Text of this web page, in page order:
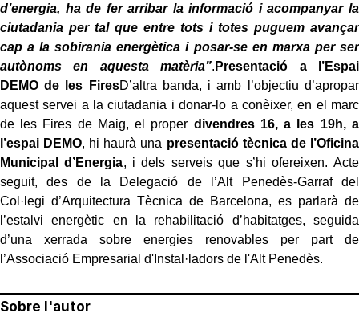
d’energia, ha de fer arribar la informació i acompanyar la
ciutadania per tal que entre tots i totes puguem avançar
cap a la sobirania energètica i posar-se en marxa per ser
autònoms en aquesta matèria”. Presentació a l’Espai
DEMO de les FiresD’altra banda, i amb l’objectiu d’apropar
aquest servei a la ciutadania i donar-lo a conèixer, en el marc
de les Fires de Maig, el proper divendres 16, a les 19h, a
l’espai DEMO, hi haurà una presentació tècnica de l’Oficina
Municipal d’Energia, i dels serveis que s’hi ofereixen. Acte
seguit, des de la Delegació de l’Alt Penedès-Garraf del
Col·legi d’Arquitectura Tècnica de Barcelona, es parlarà de
l’estalvi energètic en la rehabilitació d’habitatges, seguida
d’una xerrada sobre energies renovables per part de
l’Associació Empresarial d'Instal·ladors de l'Alt Penedès.
Sobre l'autor